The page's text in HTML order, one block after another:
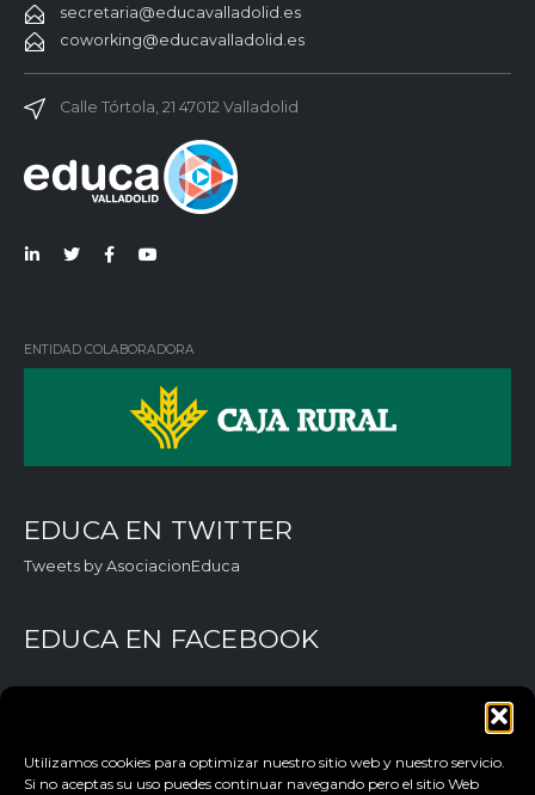
Utilizamos cookies para optimizar nuestro sitio web y nuestro servicio.
Si no aceptas su uso puedes continuar navegando pero el sitio Web
secretaria@educavalladolid.es
coworking@educavalladolid.es
Calle Tórtola, 21 47012 Valladolid
ENTIDAD COLABORADORA
EDUCA EN TWITTER
Tweets by AsociacionEduca
EDUCA EN FACEBOOK